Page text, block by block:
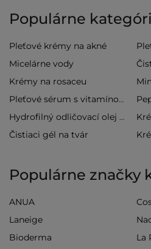
Populárne
Pleťové krémy na akné
Micelárne vody
Krémy na rosaceu
Pleťové sérum s vitamínom C
Hydrofilný odličovací olej na tvár
Čistiaci gél na tvár
Populárne značky
ANUA
Laneige
Bioderma
La